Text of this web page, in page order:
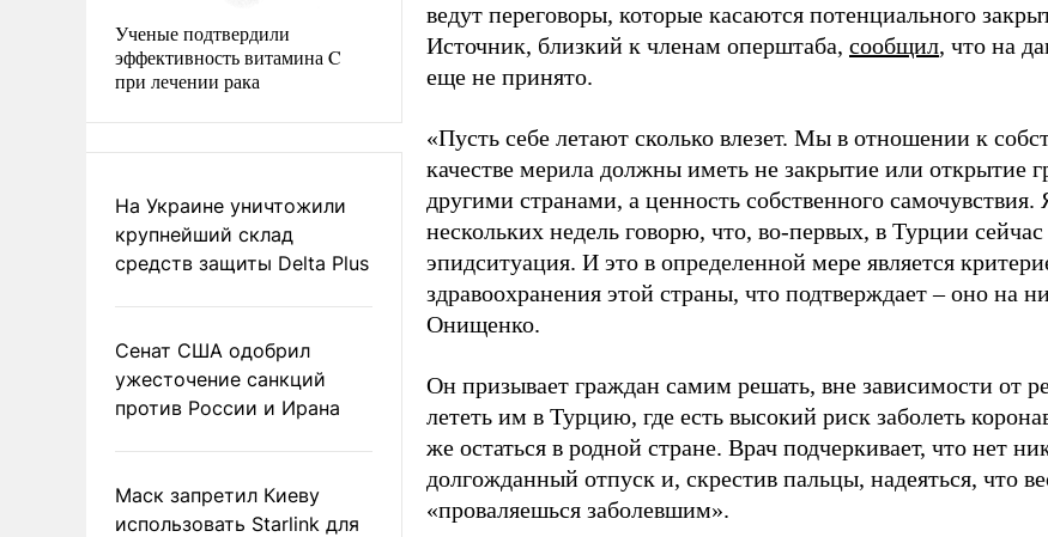
Ученые подтвердили
эффективность витамина C
при лечении рака
На Украине уничтожили
крупнейший склад
средств защиты Delta Plus
Сенат США одобрил
ужесточение санкций
против России и Ирана
Маск запретил Киеву
использовать Starlink для
ведут переговоры, которые касаются потенциального
Источник, близкий к членам оперштаба, сообщил, что на
еще не принято.
«Пусть себе летают сколько влезет. Мы в отношении к
качестве мерила должны иметь не закрытие или открытие
другими странами, а ценность собственного
нескольких недель говорю, что, во-первых, в Турции
эпидситуация. И это в определенной мере является
здравоохранения этой страны, что подтверждает – оно на
Онищенко.
Он призывает граждан самим решать, вне зависимости от
лететь им в Турцию, где есть высокий риск заболеть
же остаться в родной стране. Врач подчеркивает, что нет
долгожданный отпуск и, скрестив пальцы, надеяться, что
«проваляешься заболевшим».